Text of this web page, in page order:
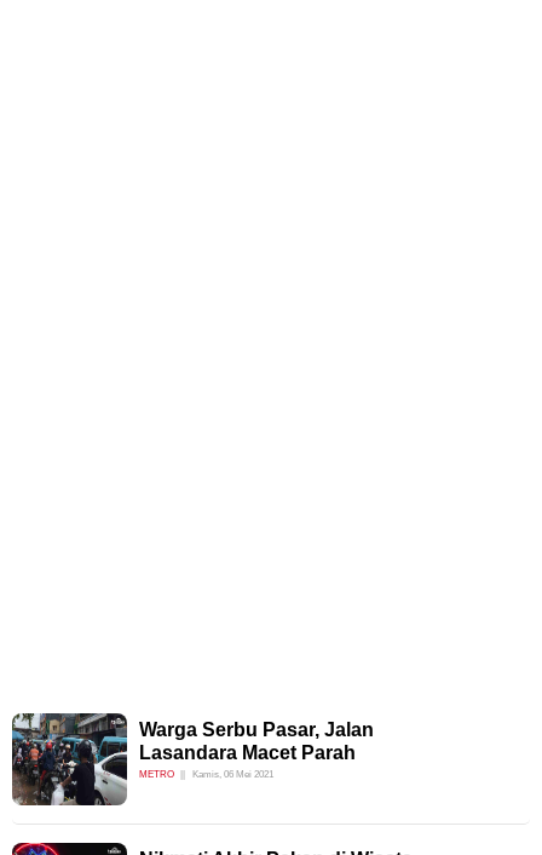
Warga Serbu Pasar, Jalan
Lasandara Macet Parah
METRO Kamis, 06 Mei 2021